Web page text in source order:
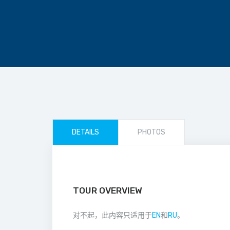
DETAILS PHOTOS
TOUR OVERVIEW
对不起，此内容只适用于EN和RU。